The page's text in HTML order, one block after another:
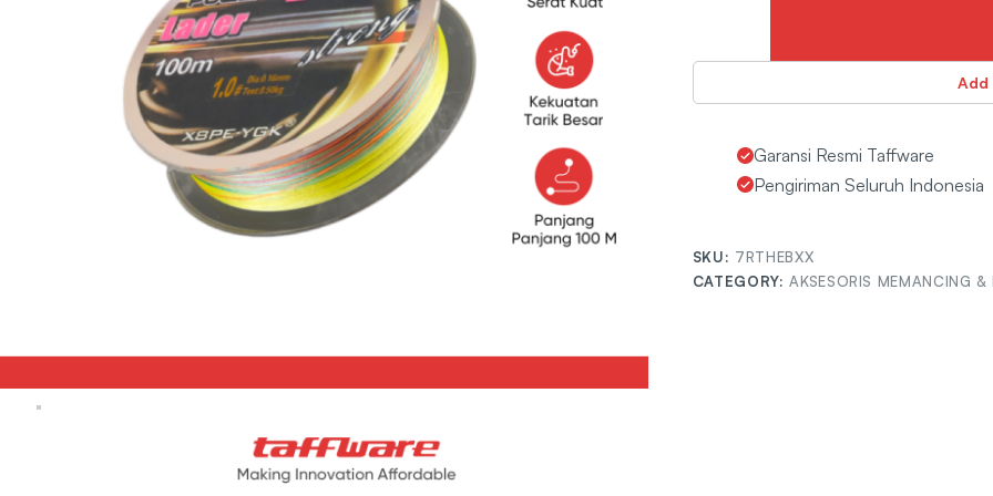
Add
Garansi Resmi Taffware
Pengiriman Seluruh Indonesia
SKU: 7RTHEBXX
CATEGORY:AKSESORIS MEMANCING &